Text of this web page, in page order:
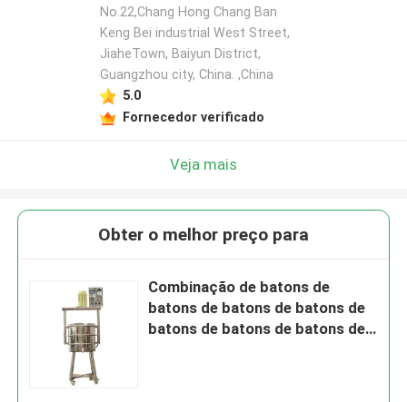
No.22,Chang Hong Chang Ban
Keng Bei industrial West Street,
JiaheTown, Baiyun District,
Guangzhou city, China. ,China
5.0
Fornecedor verificado
Veja mais
Obter o melhor preço para
Combinação de batons de
batons de batons de batons de
batons de batons de batons de